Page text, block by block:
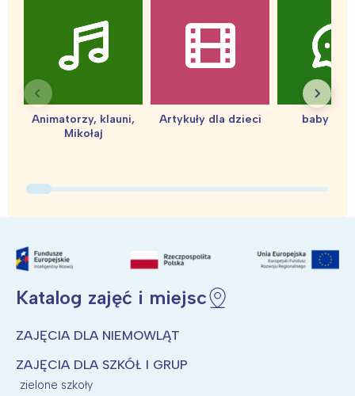
Animatorzy, klauni,
Mikołaj
Artykuły dla dzieci baby
Katalog zajęć i miejsc
ZAJĘCIA DLA NIEMOWLĄT
ZAJĘCIA DLA SZKÓŁ I GRUP
zielone szkoły
Interesują mnie wydarzenia z
Trójmiasto
Wrocław
Południe
Wszystkie
Wybieram